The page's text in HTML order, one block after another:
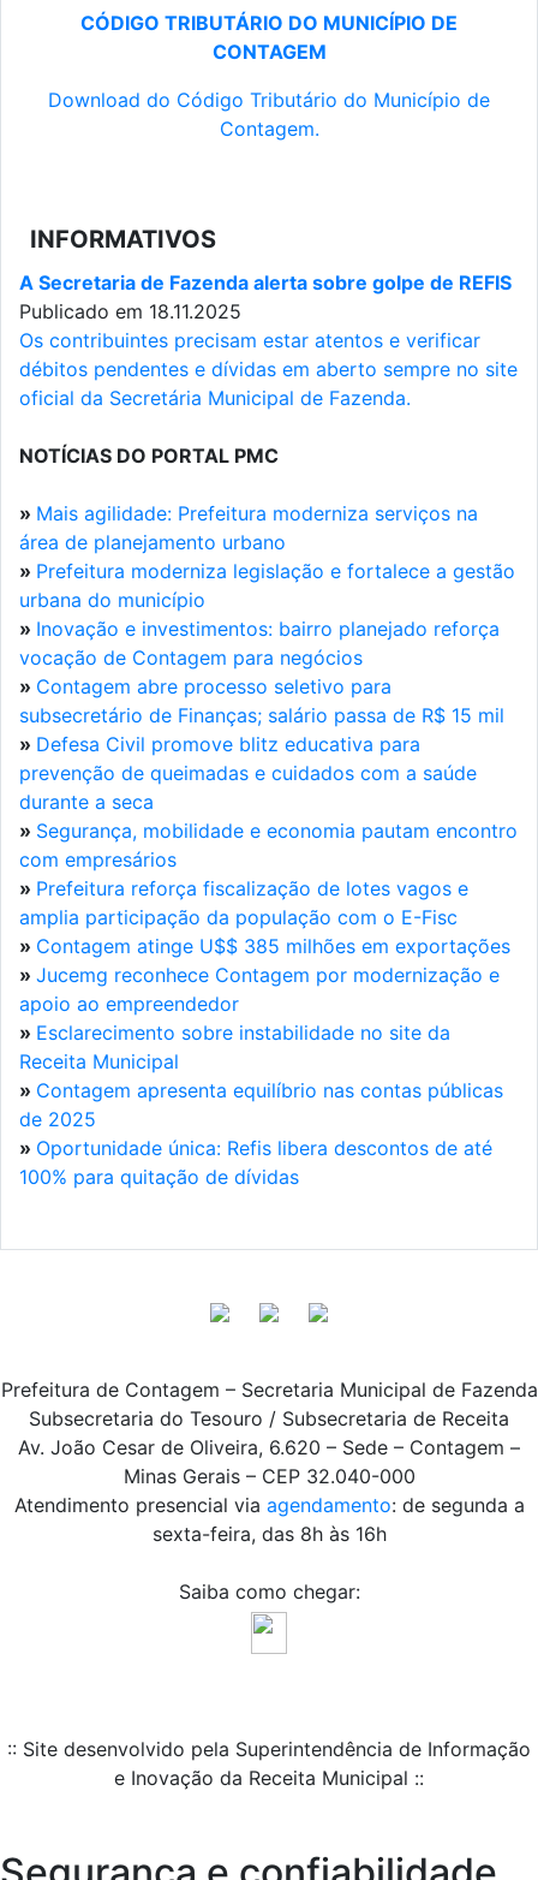
CÓDIGO TRIBUTÁRIO DO MUNICÍPIO DE
CONTAGEM
Download do Código Tributário do Município de
Contagem.
INFORMATIVOS
A Secretaria de Fazenda alerta sobre golpe de REFIS
Publicado em 18.11.2025
Os contribuintes precisam estar atentos e verificar
débitos pendentes e dívidas em aberto sempre no site
oficial da Secretária Municipal de Fazenda.
NOTÍCIAS DO PORTAL PMC
» Mais agilidade: Prefeitura moderniza serviços na
área de planejamento urbano
» Prefeitura moderniza legislação e fortalece a gestão
urbana do município
» Inovação e investimentos: bairro planejado reforça
vocação de Contagem para negócios
» Contagem abre processo seletivo para
subsecretário de Finanças; salário passa de R$ 15 mil
» Defesa Civil promove blitz educativa para
prevenção de queimadas e cuidados com a saúde
durante a seca
» Segurança, mobilidade e economia pautam encontro
com empresários
» Prefeitura reforça fiscalização de lotes vagos e
amplia participação da população com o E-Fisc
» Contagem atinge U$$ 385 milhões em exportações
» Jucemg reconhece Contagem por modernização e
apoio ao empreendedor
» Esclarecimento sobre instabilidade no site da
Receita Municipal
» Contagem apresenta equilíbrio nas contas públicas
de 2025
» Oportunidade única: Refis libera descontos de até
100% para quitação de dívidas
Prefeitura de Contagem – Secretaria Municipal de Fazenda
Subsecretaria do Tesouro / Subsecretaria de Receita
Av. João Cesar de Oliveira, 6.620 – Sede – Contagem –
Minas Gerais – CEP 32.040-000
Atendimento presencial via agendamento: de segunda a
sexta-feira, das 8h às 16h
Saiba como chegar:
:: Site desenvolvido pela Superintendência de Informação
e Inovação da Receita Municipal ::